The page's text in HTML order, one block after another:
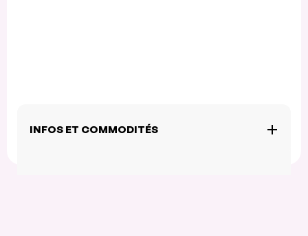
INFOS ET COMMODITÉS